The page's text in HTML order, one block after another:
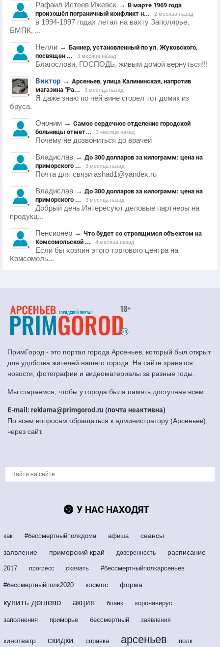
Рафаил Истеев Ижевск → В марте 1969 года
произошёл пограничный конфликт н...
2 месяца назад
в 1994-1997 годах летал на вахту Заполярье,
БМПК, ...
Нелли → Баннер, установленный по ул. Жуковского,
посвящен ...
3 месяца назад
Благослови, ГОСПОДЬ, живым домой вернуться!!!
Виктор → Арсеньев, улица Калининская, напротив
магазина "Ра...
3 месяца назад
Я даже знаю по чей вине сгорел тот домик из
бруса.
Ононим → Самое сердечное отделение городской
больницы отмет...
3 месяца назад
Почему не дозвониться до врачей
Владислав → До 300 долларов за килограмм: цена на
приморского ...
3 месяца назад
Почта для связи ashad1@yandex.ru
Владислав → До 300 долларов за килограмм: цена на
приморского ...
3 месяца назад
Добрый день.Интересуют деловые партнеры на
продукц...
Пенсионер → Что будет со строящимся объектом на
Комсомольской ...
4 месяца назад
Если бы хозяин этого торгового центра на
Комсомоль...
ПримГород - это портал города Арсеньев, который был открыт
для удобства жителей нашего города. На сайте хранятся
новости, фотографии и видеоматериалы за разные годы.
Мы стараемся, чтобы у города была память доступная всем.
E-mail: reklama@primgorod.ru (почта неактивна)
По всем вопросам обращаться к администратору (Арсеньев),
через сайт.
У НАС НАХОДЯТ
как #бессмертныйполкдома афиша сеансы
заявление приморский край доверенность расписание
2017 прогресс скачать #бессмертныйполкарсеньев
#бессмертныйполк2020 космос форма
купить дешево акция бланк коронавирус
заполнения приморье бессмертный заявления
кинотеатр скидки справка арсеньев полк